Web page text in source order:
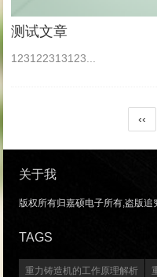
测试文章
123122313123...
‹‹
关于我
版权所有归嘉硕电子所有,盗版追
TAGS
重力铸造机的工作原理解析